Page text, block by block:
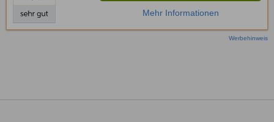
Mehr Informationen
Werbehinweis